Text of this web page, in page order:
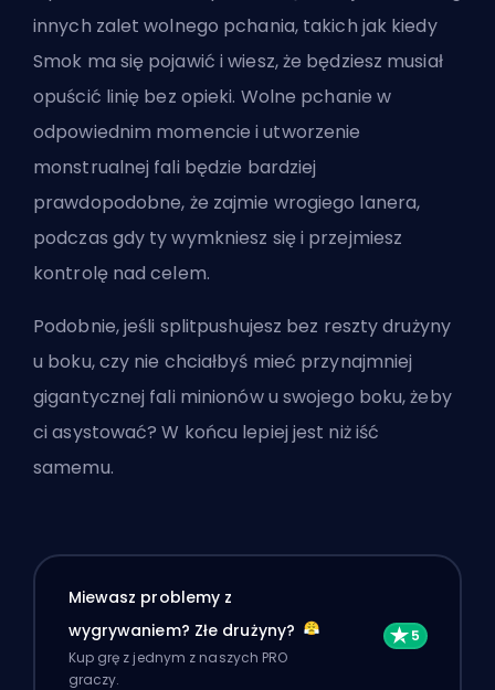
innych zalet wolnego pchania, takich jak kiedy
Smok ma się pojawić i wiesz, że będziesz musiał
opuścić linię bez opieki. Wolne pchanie w
odpowiednim momencie i utworzenie
monstrualnej fali będzie bardziej
prawdopodobne, że zajmie wrogiego lanera,
podczas gdy ty wymkniesz się i przejmiesz
kontrolę nad celem.
Podobnie, jeśli splitpushujesz bez reszty drużyny
u boku, czy nie chciałbyś mieć przynajmniej
gigantycznej fali minionów u swojego boku, żeby
ci asystować? W końcu lepiej jest niż iść
samemu.
Miewasz problemy z
wygrywaniem? Złe drużyny?
Kup grę z jednym z naszych PRO
graczy.